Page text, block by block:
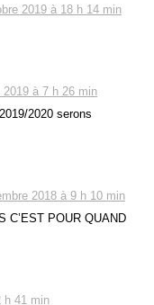
2019 à 18 h 14 min
2019 à 7 h 26 min
2020 serons
2018 à 9 h 10 min
C’EST POUR QUAND
h 41 min